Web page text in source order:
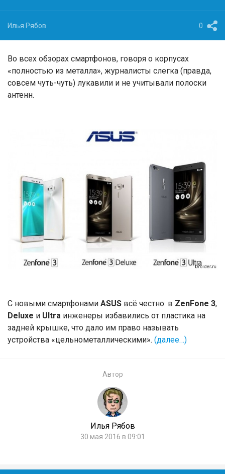
Илья Рябов 0
Во всех обзорах смартфонов, говоря о корпусах
«полностью из металла», журналисты слегка (правда,
совсем чуть-чуть) лукавили и не учитывали полоски
антенн.
С новыми смартфонами ASUS всё честно: в ZenFone 3,
Deluxe и Ultra инженеры избавились от пластика на
задней крышке, что дало им право называть
устройства «цельнометаллическими». (далее…)
Автор
Илья Рябов
30 мая 2016 в 09:01